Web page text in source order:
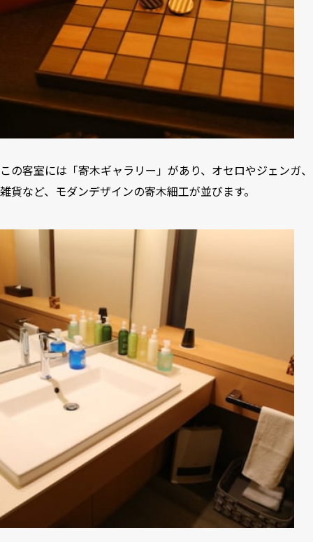
この客室には「寄木ギャラリー」があり、オセロやジェンガ、
雑貨など、モダンデザインの寄木細工が並びます。